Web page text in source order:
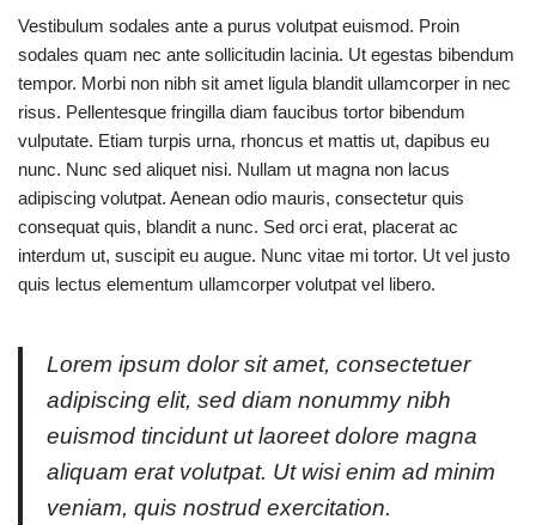
Vestibulum sodales ante a purus volutpat euismod. Proin
sodales quam nec ante sollicitudin lacinia. Ut egestas bibendum
tempor. Morbi non nibh sit amet ligula blandit ullamcorper in nec
risus. Pellentesque fringilla diam faucibus tortor bibendum
vulputate. Etiam turpis urna, rhoncus et mattis ut, dapibus eu
nunc. Nunc sed aliquet nisi. Nullam ut magna non lacus
adipiscing volutpat. Aenean odio mauris, consectetur quis
consequat quis, blandit a nunc. Sed orci erat, placerat ac
interdum ut, suscipit eu augue. Nunc vitae mi tortor. Ut vel justo
quis lectus elementum ullamcorper volutpat vel libero.
Lorem ipsum dolor sit amet, consectetuer
adipiscing elit, sed diam nonummy nibh
euismod tincidunt ut laoreet dolore magna
aliquam erat volutpat. Ut wisi enim ad minim
veniam, quis nostrud exercitation.